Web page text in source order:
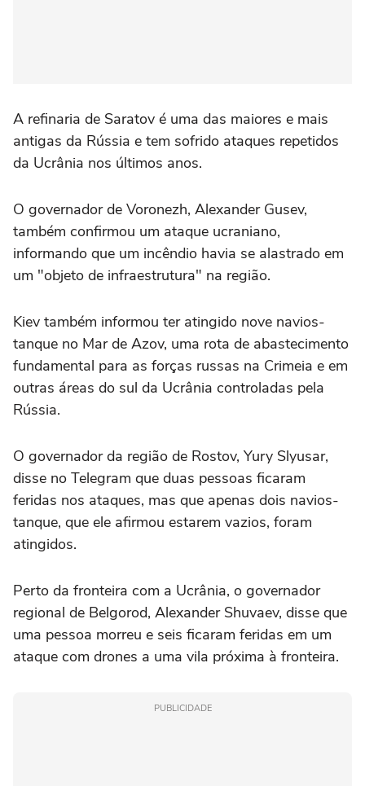
A refinaria de Saratov é uma das maiores e mais
antigas da Rússia e tem sofrido ataques repetidos
da Ucrânia nos últimos anos.
O governador de Voronezh, Alexander Gusev,
também confirmou um ataque ucraniano,
informando que um incêndio havia ‌se alastrado em
um "objeto de infraestrutura" na região.
Kiev também informou ter atingido nove navios-
tanque no Mar de Azov, uma rota de abastecimento
fundamental para as forças russas na Crimeia e em
outras ⁠áreas do sul da Ucrânia controladas pela
Rússia.
O governador da região de Rostov, Yury Slyusar,
disse no Telegram que duas pessoas ficaram
feridas nos ataques, mas que apenas dois navios-
tanque, que ele afirmou estarem vazios, foram
atingidos.
Perto da fronteira com a Ucrânia, o governador
regional de Belgorod, Alexander Shuvaev, disse que
uma pessoa morreu e seis ficaram feridas em um
ataque com drones a uma vila próxima à fronteira.
PUBLICIDADE